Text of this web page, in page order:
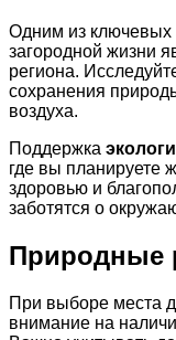
Одним из ключевых
загородной жизни
региона.
сохранения
воздуха.
Поддержка
где вы планируете
здоровью и
заботятся о
Природные
При выборе места
внимание на